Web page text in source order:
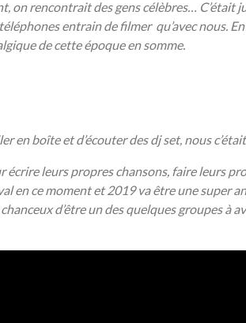
rencontrait des gens célèbres… C’était
entrain de filmer qu’avec nous.
de cette époque en somme.
boîte et d’écouter des dj set, nous
leurs propres chansons, faire leurs
en ce moment et 2019 va être une super
d’être un des quelques groupes à